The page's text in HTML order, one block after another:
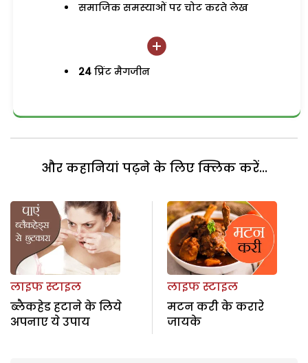
समाजिक समस्याओं पर चोट करते लेख
24 प्रिंट मैगजीन
और कहानियां पढ़ने के लिए क्लिक करें...
लाइफ स्टाइल
ब्लैकहेड हटाने के लिये
अपनाए ये उपाय
लाइफ स्टाइल
मटन करी के करारे
जायके